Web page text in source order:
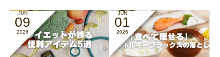
JUN
09
2026
JUN
01
2026